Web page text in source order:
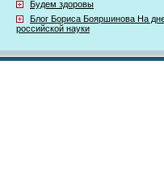
Будем здоровы
Блог Бориса Бояршинова На
российской науки